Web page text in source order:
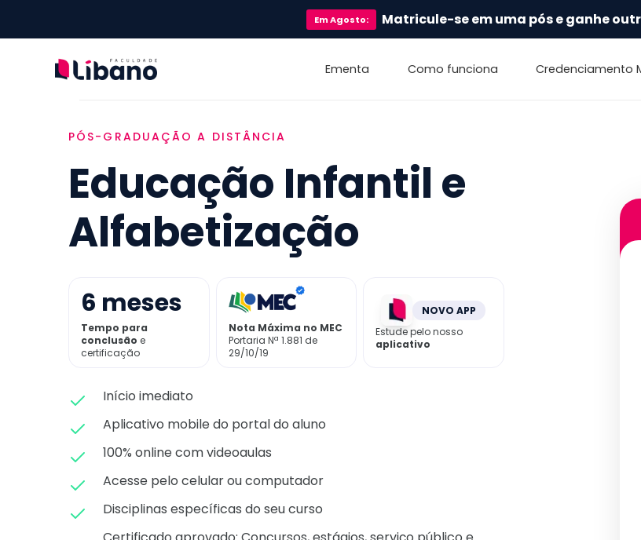
EmAgosto: Matricule-se em uma pós e ganhe
Ementa Como funciona Credenciamento
PÓS-GRADUAÇÃO A DISTÂNCIA
Educação Infantil e
Alfabetização
6 meses
Tempo para
conclusão e
certificação
Nota Máxima no MEC
Portaria Nª 1.881 de
29/10/19
NOVO APP
Estude pelo nosso
aplicativo
Início imediato
Aplicativo mobile do portal do aluno
100% online com videoaulas
Acesse pelo celular ou computador
Disciplinas específicas do seu curso